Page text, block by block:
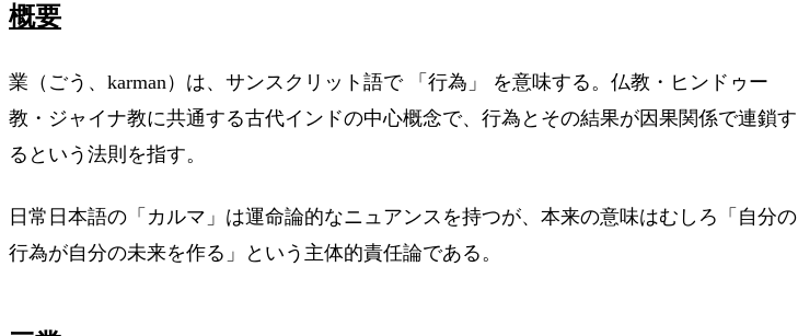
概要
業（ごう、karman）は、サンスクリット語で 「行為」 を意味する。仏教・ヒンドゥー
教・ジャイナ教に共通する古代インドの中心概念で、行為とその結果が因果関係で連鎖す
るという法則を指す。
日常日本語の「カルマ」は運命論的なニュアンスを持つが、本来の意味はむしろ「自分の
行為が自分の未来を作る」という主体的責任論である。